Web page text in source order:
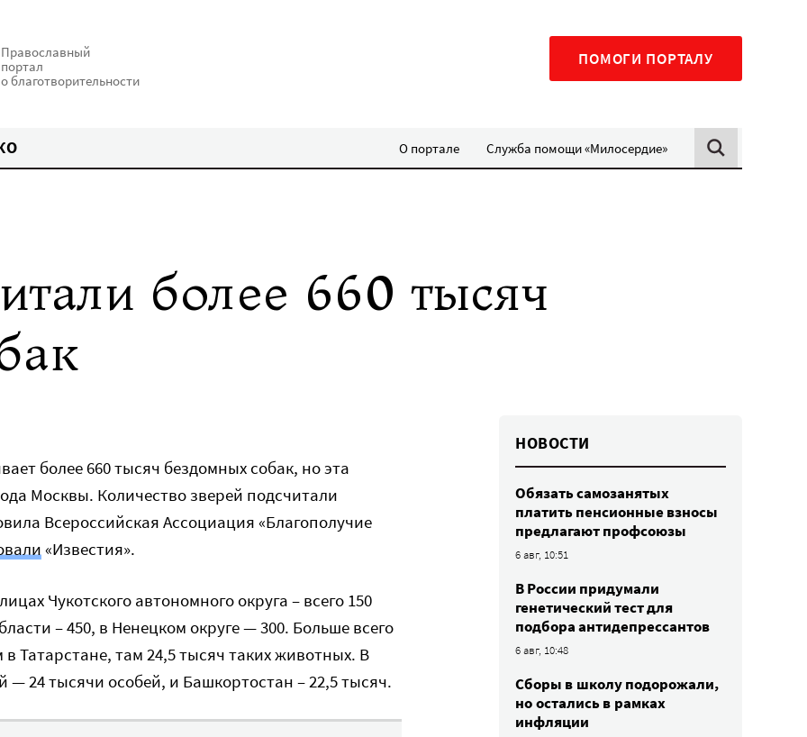
Православный
портал
о благотворительности
ПОМОГИ ПОРТАЛУ
О портале Служба помощи «Милосердие»
более 660 тысяч
более 660 тысяч бездомных собак, но эта
Москвы. Количество зверей подсчитали
Всероссийская Ассоциация «Благополучие
«Известия».
Чукотского автономного округа – всего 150
– 450, в Ненецком округе — 300. Больше всего
Татарстане, там 24,5 тысяч таких животных. В
— 24 тысячи особей, и Башкортостан – 22,5 тысяч.
НОВОСТИ
Обязать самозанятых
платить пенсионные взносы
предлагают профсоюзы
6 авг, 10:51
В России придумали
генетический тест для
подбора антидепрессантов
6 авг, 10:48
Сборы в школу подорожали,
но остались в рамках
инфляции